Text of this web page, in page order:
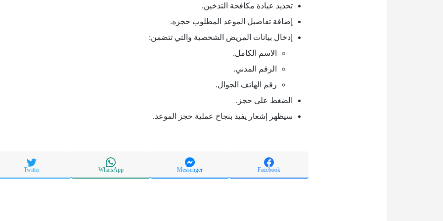
تحديد عيادة مكافحة التدخين.
إضافة تفاصيل الموعد المطلوب حجزه.
إدخال بيانات المريض الشخصية والتي تتضمن:
الاسم الكامل.
الرقم المدني.
رقم الهاتف الجوال.
الضغط على حجز.
سيظهر إشعار يفيد بنجاح عملية حجز الموعد.
Facebook
Messenger
WhatsApp
Twitter